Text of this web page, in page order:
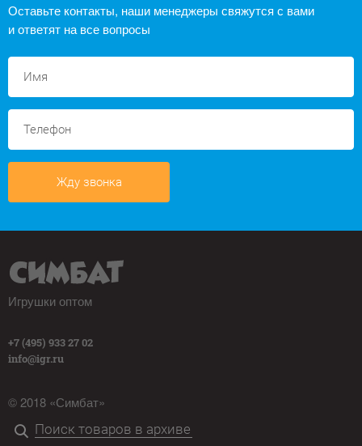
Оставьте контакты, наши менеджеры свяжутся с вами
и ответят на все вопросы
Жду звонка
Игрушки оптом
+7 (495) 933 27 02
info@igr.ru
© 2018 «Симбат»